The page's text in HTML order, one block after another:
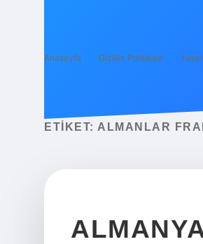
Anasayfa Gizlilik Politikası Yasal
ETIKET: ALMANLAR